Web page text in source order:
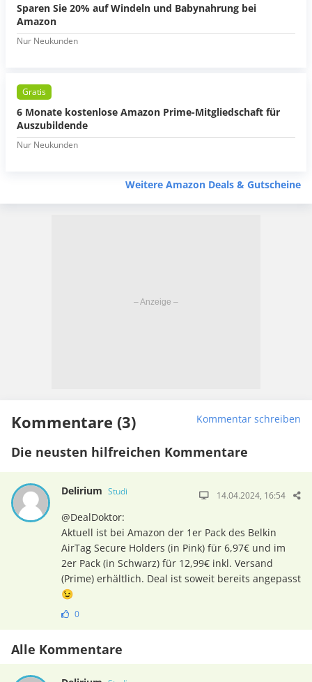
Sparen Sie 20% auf Windeln und Babynahrung bei
Amazon
Nur Neukunden
Gratis
6 Monate kostenlose Amazon Prime-Mitgliedschaft für
Auszubildende
Nur Neukunden
Weitere Amazon Deals & Gutscheine
Kommentare (3) Kommentar schreiben
Die neusten hilfreichen Kommentare
Delirium Studi 14.04.2024, 16:54
@DealDoktor:
Aktuell ist bei Amazon der 1er Pack des Belkin
AirTag Secure Holders (in Pink) für 6,97€ und im
2er Pack (in Schwarz) für 12,99€ inkl. Versand
(Prime) erhältlich. Deal ist soweit bereits angepasst
😉
0
Alle Kommentare